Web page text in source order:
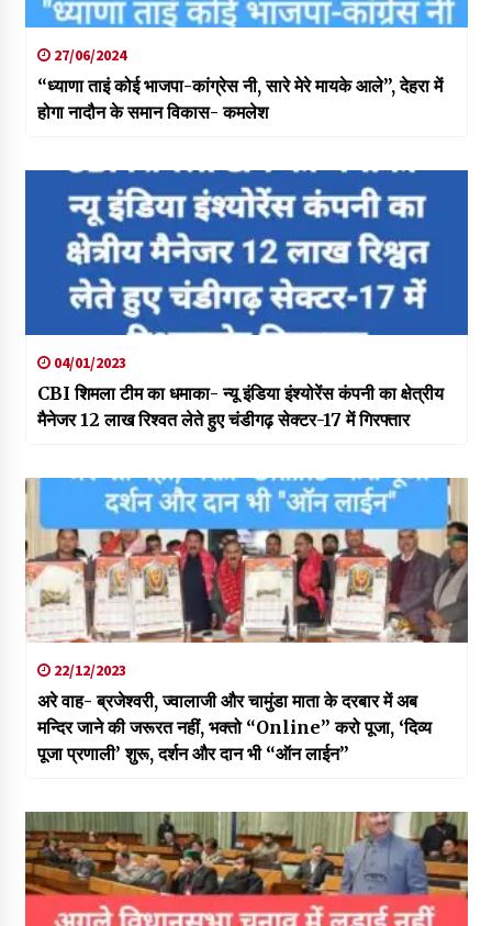
27/06/2024
“ध्याणा ताइं कोई भाजपा-कांग्रेस नी, सारे मेरे मायके आले”, देहरा में
होगा नादौन के समान विकास- कमलेश
04/01/2023
CBI शिमला टीम का धमाका- न्यू इंडिया इंश्योरेंस कंपनी का क्षेत्रीय
मैनेजर 12 लाख रिश्वत लेते हुए चंडीगढ़ सेक्टर-17 में गिरफ्तार
22/12/2023
अरे वाह- ब्रजेश्वरी, ज्वालाजी और चामुंडा माता के दरबार में अब
मन्दिर जाने की जरूरत नहीं, भक्तो “Online” करो पूजा, ‘दिव्य
पूजा प्रणाली’ शुरू, दर्शन और दान भी “ऑन लाईन”